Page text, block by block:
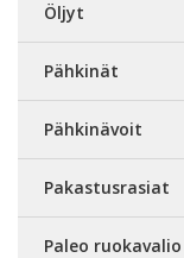
Öljyt
Pähkinät
Pähkinävoit
Pakastusrasiat
Paleo ruokavalio